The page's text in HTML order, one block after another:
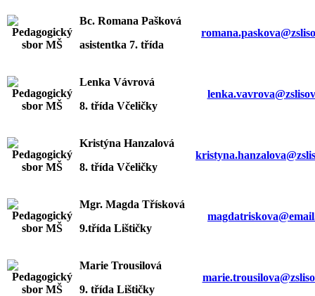
Bc. Romana Pašková
asistentka 7. třída
Lenka Vávrová
8. třída Včeličky
Kristýna Hanzalová
8. třída Včeličky
Mgr. Magda Třísková
9.třída Lištičky
Marie Trousilová
9. třída Lištičky